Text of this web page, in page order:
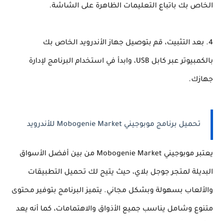
الخاص بك باتباع التعليمات الظاهرة على الشاشة.
4. بعد التثبيت، قم بتوصيل جهاز الأندرويد الخاص بك
بالكمبيوتر عبر كابل USB، وابدأ في استخدام البرنامج لإدارة
جهازك.
تحميل برنامج موبوجيني Mobogenie Market للأندرويد
يعتبر موبوجيني Mobogenie Market من بين أفضل الأسواق
البديلة لمتجر جوجل بلاي، حيث يتيح لك تحميل التطبيقات
والألعاب بسهولة وبشكل مجاني. يتميز البرنامج بتوفير محتوى
متنوع وشامل يناسب جميع الأذواق والاهتمامات، كما أنه يعد